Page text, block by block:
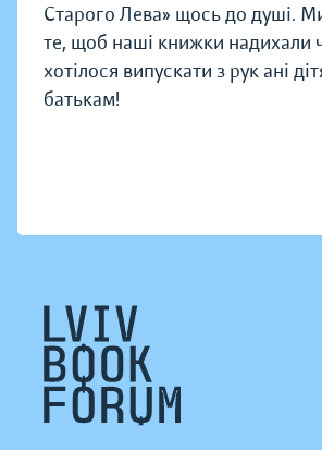
Старого Лева» щось до душі.
те, щоб наші книжки надихали
хотілося випускати з рук ані
батькам!